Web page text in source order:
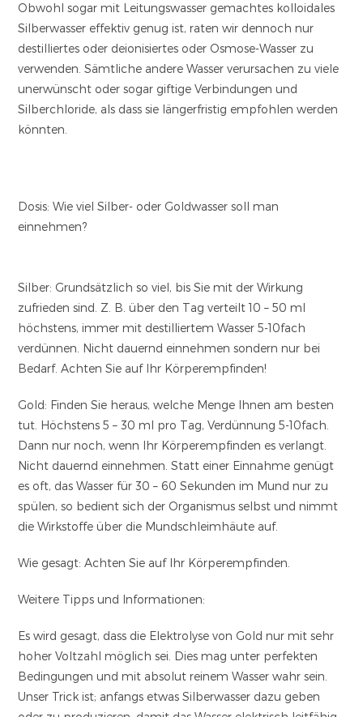
Obwohl sogar mit Leitungswasser gemachtes kolloidales
Silberwasser effektiv genug ist, raten wir dennoch nur
destilliertes oder deionisiertes oder Osmose-Wasser zu
verwenden. Sämtliche andere Wasser verursachen zu viele
unerwünscht oder sogar giftige Verbindungen und
Silberchloride, als dass sie längerfristig empfohlen werden
könnten.
Dosis: Wie viel Silber- oder Goldwasser soll man
einnehmen?
Silber: Grundsätzlich so viel, bis Sie mit der Wirkung
zufrieden sind. Z. B. über den Tag verteilt 10 – 50 ml
höchstens, immer mit destilliertem Wasser 5-10fach
verdünnen. Nicht dauernd einnehmen sondern nur bei
Bedarf. Achten Sie auf Ihr Körperempfinden!
Gold: Finden Sie heraus, welche Menge Ihnen am besten
tut. Höchstens 5 – 30 ml pro Tag, Verdünnung 5-10fach.
Dann nur noch, wenn Ihr Körperempfinden es verlangt.
Nicht dauernd einnehmen. Statt einer Einnahme genügt
es oft, das Wasser für 30 – 60 Sekunden im Mund nur zu
spülen, so bedient sich der Organismus selbst und nimmt
die Wirkstoffe über die Mundschleimhäute auf.
Wie gesagt:Achten Sie auf Ihr Körperempfinden.
Weitere Tipps und Informationen:
Es wird gesagt, dass die Elektrolyse von Gold nur mit sehr
hoher Voltzahl möglich sei. Dies mag unter perfekten
Bedingungen und mit absolut reinem Wasser wahr sein.
Unser Trick ist; anfangs etwas Silberwasser dazu geben